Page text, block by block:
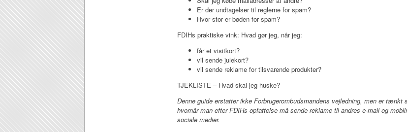
Er der undtagelser til reglerne for spam?
Hvor stor er bøden for spam?
FDIHs praktiske vink: Hvad gør jeg, når jeg:
får et visitkort?
vil sende julekort?
vil sende reklame for tilsvarende produkter?
TJEKLISTE – Hvad skal jeg huske?
Denne guide erstatter ikke Forbrugerombudsmandens vejledning, men er tænkt
hvornår man efter FDIHs opfattelse må sende reklame til andres e-mail og
sociale medier.